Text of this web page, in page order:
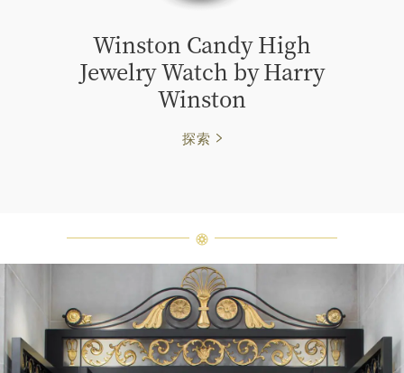
Winston Candy High
Jewelry Watch by Harry
Winston
探索